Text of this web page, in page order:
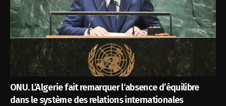
ONU. L’Algerie fait remarquer l‘absence d’équilibre
dans le système des relations internationales